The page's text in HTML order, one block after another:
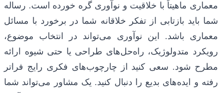
معماری ماهیتاً با خلاقیت و نوآوری گره خورده است. رساله
شما باید بازتابی از تفکر خلاقانه شما در برخورد با مسائل
معماری باشد. این نوآوری می‌تواند در انتخاب موضوع،
رویکرد متدولوژیک، راه‌حل‌های طراحی یا حتی شیوه ارائه
مطرح شود. سعی کنید از چارچوب‌های فکری رایج فراتر
رفته و ایده‌های بدیع را دنبال کنید. یک مشاور می‌تواند شما